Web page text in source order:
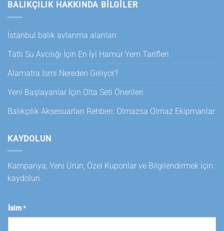
BALIKÇILIK HAKKINDA BILGILER
İstanbul balık avlanma alanları
Tatlı Su Avcılığı İçin En İyi Hamur Yem Tarifleri
Alamatra İsmi Nereden Geliyor?
Yeni Başlayanlar İçin Olta Seti Önerileri
Balıkçılık Aksesuarları Rehberi: Olmazsa Olmaz Ekipmanlar
KAYDOLUN
Kampanya, Yeni Ürün, Özel Kuponlar ve Bilgilendirmek için
kaydolun.
İsim*